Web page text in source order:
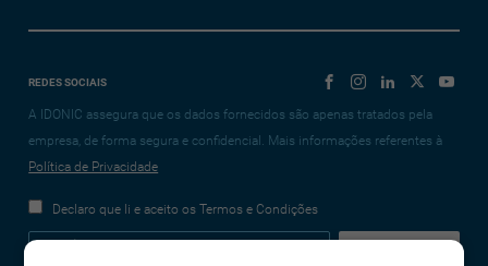
REDES SOCIAIS
A IDONIC assegura que os dados fornecidos são apenas tratados pela
empresa, de forma segura e confidencial. Mais informações referentes à
Política de Privacidade
Declaro que li e aceito os Termos e Condições